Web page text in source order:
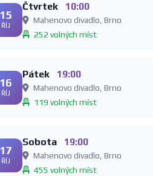
15
ŘÍJ
Čtvrtek 10:00
Mahenovo divadlo, Brno
252 volných míst
16
ŘÍJ
Pátek 19:00
Mahenovo divadlo, Brno
119 volných míst
17
ŘÍJ
Sobota 19:00
Mahenovo divadlo, Brno
455 volných míst